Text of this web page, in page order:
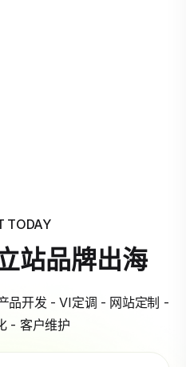
TODAY
站品牌出海
品开发 - VI定调 - 网站定制 -
- 客户维护